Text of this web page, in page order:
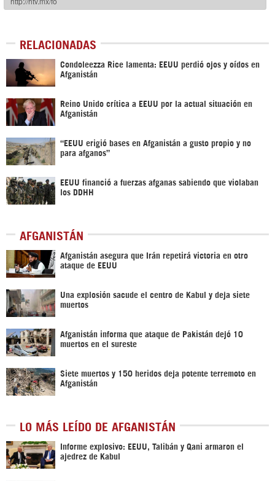
RELACIONADAS
Condoleezza Rice lamenta: EEUU perdió ojos y oídos en
Afganistán
Reino Unido crítica a EEUU por la actual situación en
Afganistán
“EEUU erigió bases en Afganistán a gusto propio y no
para afganos”
EEUU financió a fuerzas afganas sabiendo que violaban
los DDHH
AFGANISTÁN
Afganistán asegura que Irán repetirá victoria en otro
ataque de EEUU
Una explosión sacude el centro de Kabul y deja siete
muertos
Afganistán informa que ataque de Pakistán dejó 10
muertos en el sureste
Siete muertos y 150 heridos deja potente terremoto en
Afganistán
LO MÁS LEÍDO DE AFGANISTÁN
Informe explosivo: EEUU, Talibán y Qani armaron el
ajedrez de Kabul